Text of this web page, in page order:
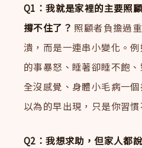
Q1：我就是家裡的主要照
撐不住了？ 照顧者負擔過
潰，而是一連串小變化。
的事暴怒、睡著卻睡不飽
全沒感覺、身體小毛病一
以為的早出現，只是你習慣
Q2：我想求助，但家人都